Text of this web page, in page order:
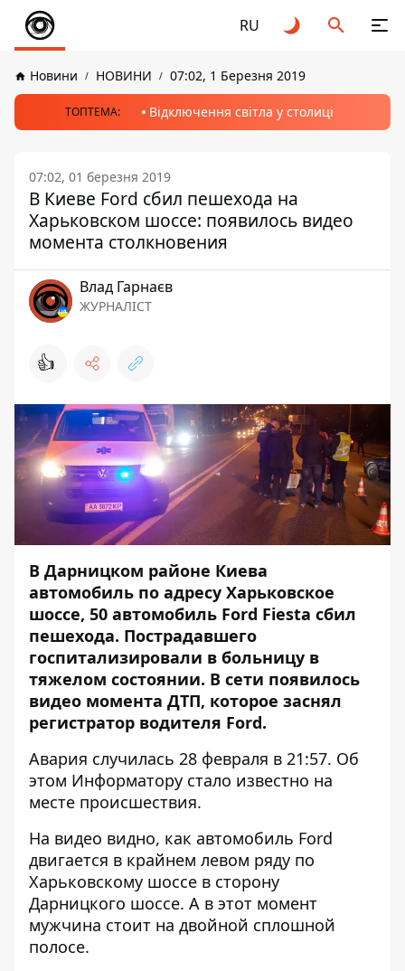
RU
Новини НОВИНИ 07:02, 1 Березня 2019
ТОПТЕМА: Відключення світла у столиці
07:02, 01 березня 2019
В Киеве Ford сбил пешехода на
Харьковском шоссе: появилось видео
момента столкновения
Влад Гарнаєв
ЖУРНАЛІСТ
👍
В Дарницком районе Киева
автомобиль по адресу Харьковское
шоссе, 50 автомобиль Ford Fiesta сбил
пешехода. Пострадавшего
госпитализировали в больницу в
тяжелом состоянии. В сети появилось
видео момента ДТП, которое заснял
регистратор водителя Ford.
Авария случилась 28 февраля в 21:57. Об
этом Информатору стало известно на
месте происшествия.
На видео видно, как автомобиль Ford
двигается в крайнем левом ряду по
Харьковскому шоссе в сторону
Дарницкого шоссе. А в этот момент
мужчина стоит на двойной сплошной
полосе.